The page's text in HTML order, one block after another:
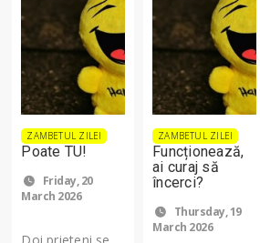
ZAMBETUL ZILEI
Poate TU!
Friday, 20
March 2026
ZAMBETUL ZILEI
Funcționează,
ai curaj să
încerci?
Thursday, 19
March 2026